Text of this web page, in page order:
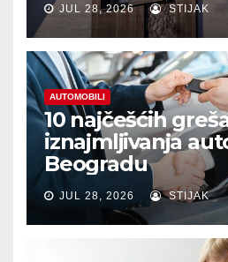
JUL 28, 2026 STIJAK
AUTOMOBILI
10 najčešćih
iznajmljivanja
Beogradu
JUL 28, 2026 STIJAK